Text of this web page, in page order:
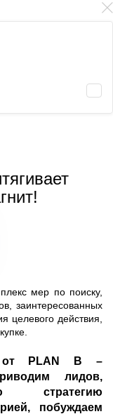
мер по поиску,
заинтересованных
целевого действия,
от PLAN B –
лидов,
стратегию
побуждаем